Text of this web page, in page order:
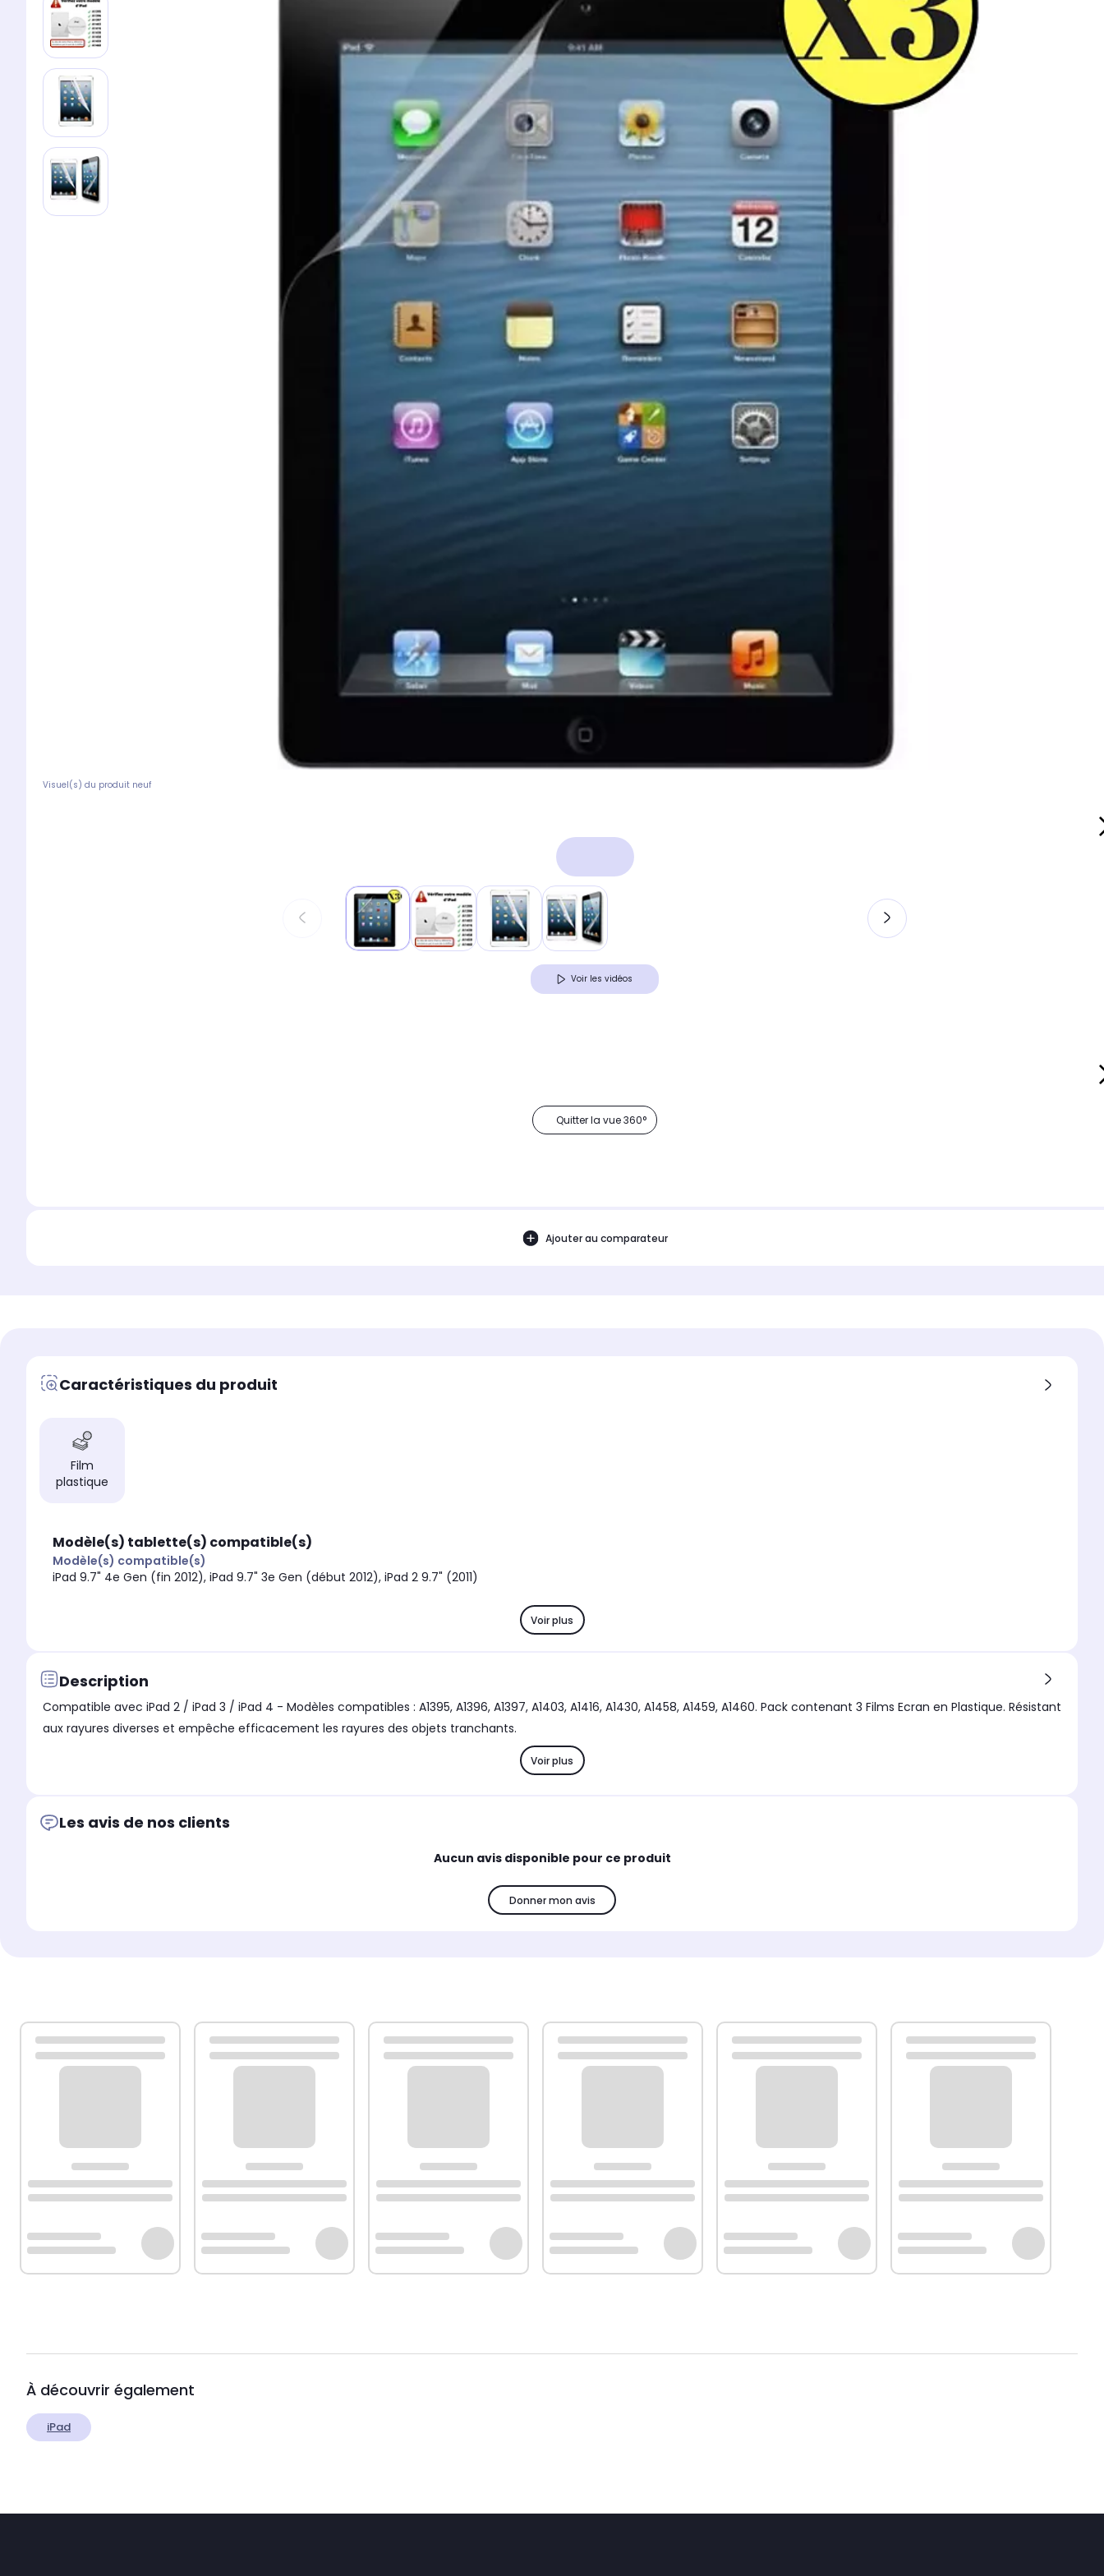
Visuel(s) du produit neuf
Voir les vidéos
Quitter la vue 360°
Ajouter au comparateur
Caractéristiques du produit
Film
plastique
Modèle(s) tablette(s) compatible(s)
Modèle(s) compatible(s)
iPad 9.7" 4e Gen (fin 2012), iPad 9.7" 3e Gen (début 2012), iPad 2 9.7" (2011)
Voir plus
Description
Compatible avec iPad 2 / iPad 3 / iPad 4 - Modèles compatibles : A1395, A1396, A1397, A1403, A1416, A1430, A1458, A1459, A1460. Pack contenant 3 Films Ecran en Plastique. Résistant
aux rayures diverses et empêche efficacement les rayures des objets tranchants.
Voir plus
Les avis de nos clients
Aucun avis disponible pour ce produit
Donner mon avis
À découvrir également
iPad